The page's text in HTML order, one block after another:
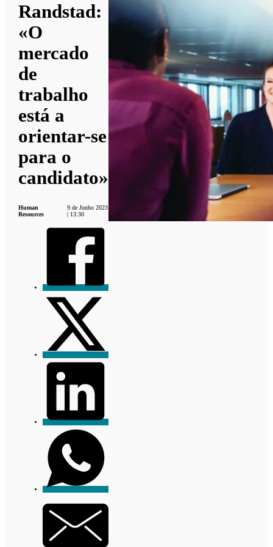
Randstad:
«O
mercado
de
trabalho
está a
orientar-se
para o
candidato»
Human
Resources
9 de Junho 2023
| 13:30